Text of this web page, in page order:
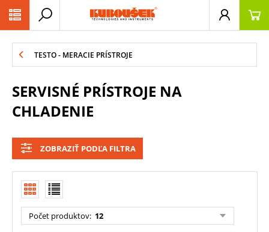
TESTO - MERACIE PRÍSTROJE
SERVISNÉ PRÍSTROJE NA
CHLADENIE
ZOBRAZIŤ PODĽA FILTRA
Počet produktov: 12